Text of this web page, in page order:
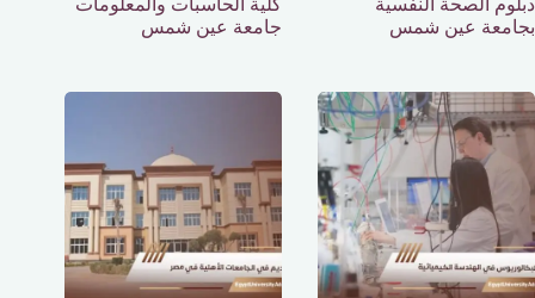
بجامعة عين شمس
جامعة عين شمس